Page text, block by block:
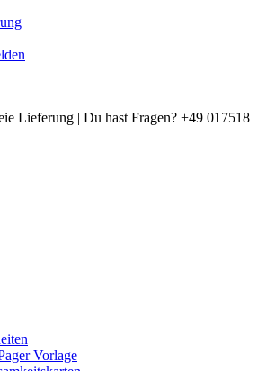
Lieferung | Du hast Fragen? +49 017518
Vorlage